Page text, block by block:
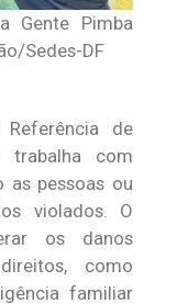
Gente Pimba
Sedes-DF
de
trabalha com
as pessoas ou
violados. O
os danos
como
familiar